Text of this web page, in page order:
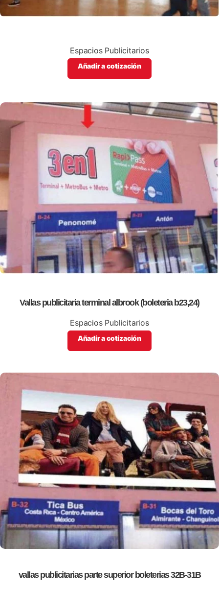
Espacios Publicitarios
Añadir a cotización
Vallas publicitaria terminal albrook (boleteria b23,24)
Espacios Publicitarios
Añadir a cotización
vallas publicitarias parte superior boleterias 32B-31B